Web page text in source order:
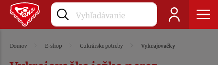
Domov E-shop Cukrárske potreby Vykrajovačky